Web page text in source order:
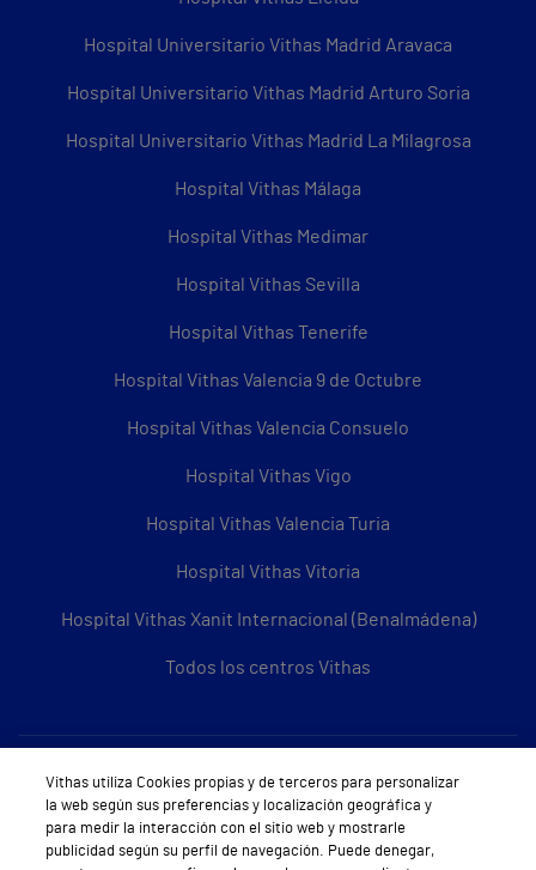
Hospital Universitario Vithas Madrid Aravaca
Hospital Universitario Vithas Madrid Arturo Soria
Hospital Universitario Vithas Madrid La Milagrosa
Hospital Vithas Málaga
Hospital Vithas Medimar
Hospital Vithas Sevilla
Hospital Vithas Tenerife
Hospital Vithas Valencia 9 de Octubre
Hospital Vithas Valencia Consuelo
Hospital Vithas Vigo
Hospital Vithas Valencia Turia
Hospital Vithas Vitoria
Hospital Vithas Xanit Internacional (Benalmádena)
Todos los centros Vithas
Sobre Vithas
Quiénes somos
Trabajar en Vithas
Vithas utiliza Cookies propias y de terceros para personalizar
la web según sus preferencias y localización geográfica y
para medir la interacción con el sitio web y mostrarle
publicidad según su perfil de navegación. Puede denegar,